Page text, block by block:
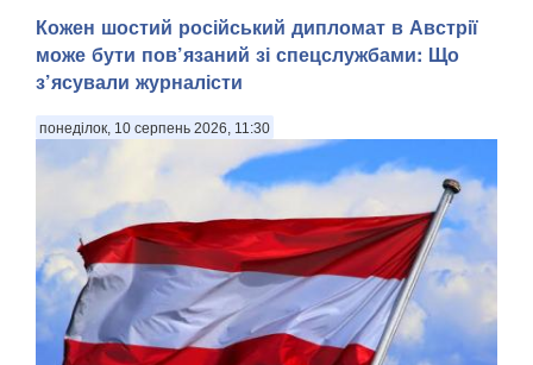
Кожен шостий російський дипломат в Австрії
може бути пов’язаний зі спецслужбами: Що
з’ясували журналісти
понеділок, 10 серпень 2026, 11:30